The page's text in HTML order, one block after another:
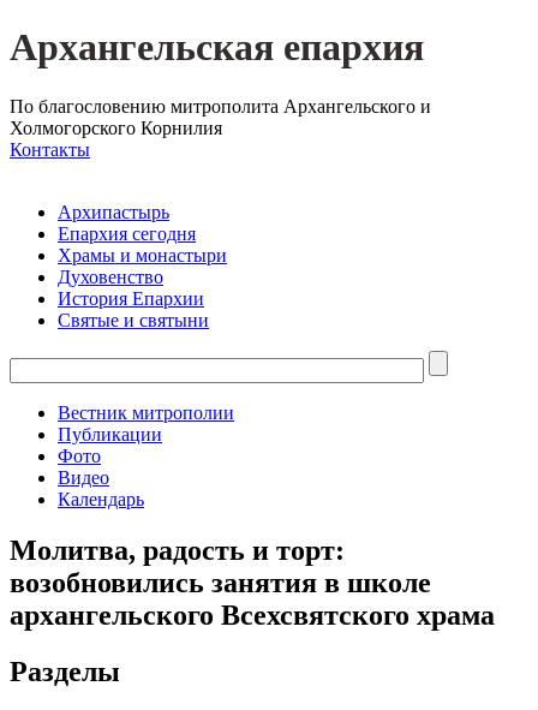
Архангельская епархия
По благословению митрополита Архангельского и
Холмогорского Корнилия
Контакты
Архипастырь
Епархия сегодня
Храмы и монастыри
Духовенство
История Епархии
Святые и святыни
Вестник митрополии
Публикации
Фото
Видео
Календарь
Молитва, радость и торт:
возобновились занятия в школе
архангельского Всехсвятского храма
Разделы